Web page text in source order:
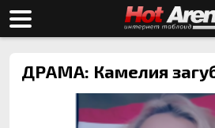
ДРАМА: Камелия